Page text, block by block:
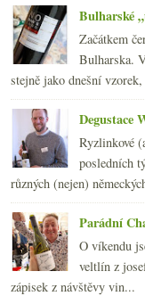
►2016(250)
►2015(251)
►2014(254)
► 2013 (249)
2012
2011 (252)
►2010(249)
►2009(249)
►2008(270)
►2007(108)
Bulharské
Začátkem
Bulharska.
stejně jako dnešní
Degustace
Ryzlinkové
posledních
různých (nejen)
Parádní
O víkendu
veltlín z
zápisek z návštěvy vin...